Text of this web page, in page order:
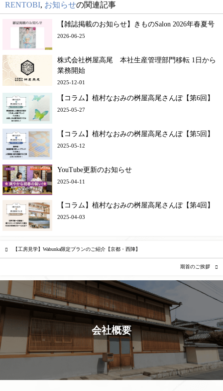
RENTOBI, お知らせの関連記事
【雑誌掲載のお知らせ】きものSalon 2026年春夏号
2026-06-25
株式会社桝屋高尾 本社生産管理部門移転 1日から
業務開始
2025-12-01
【コラム】植村なおみの桝屋高尾さんぽ【第6回】
2025-05-27
【コラム】植村なおみの桝屋高尾さんぽ【第5回】
2025-05-12
YouTube更新のお知らせ
2025-04-11
【コラム】植村なおみの桝屋高尾さんぽ【第4回】
2025-04-03
【工房見学】Wabunka限定プランのご紹介【京都・西陣】
期首のご挨拶
会社概要